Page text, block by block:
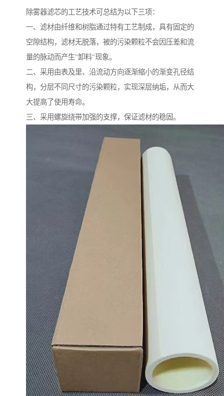
除雾器滤芯的工艺技术可总结为以下三项：
一、滤材由纤维和树脂通过特有工艺制成，具有固定的
空隙结构，滤材无脱落，被的污染颗粒不会因压差和流
量的脉动而产生"卸料"现象。
二、采用由表及里、沿流动方向逐渐缩小的渐变孔径结
构，分层不同尺寸的污染颗粒，实现深层纳垢，从而大
大提高了使用寿命。
三、采用螺旋绕带加强的支撑，保证滤材的稳固。